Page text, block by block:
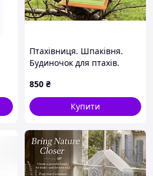
Птахівниця. Шпаківня.
Будиночок для птахів.
Шпаківня для синиць.
Будиночок для синиць
850 ₴
Купити